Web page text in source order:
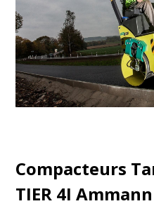
Compacteurs
TIER 4I Ammann